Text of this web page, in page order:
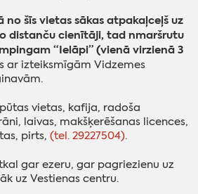
šīs vietas sākas atpakaļceļš uz
distanču cienītāji, tad nmaršrutu
“Ielāpi” (vienā virzienā 3
ar izteiksmīgām Vidzemes
vietas, kafija, radoša
laivas, makšķerēšanas licences,
pirts, (tel. 29227504).
gar ezeru, gar pagriezienu uz
uz Vestienas centru.